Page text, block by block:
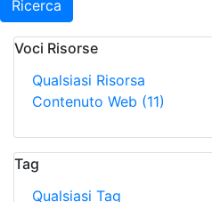
Ricerca
Voci Risorse
Qualsiasi Risorsa
Contenuto Web (11)
Tag
Qualsiasi Tag